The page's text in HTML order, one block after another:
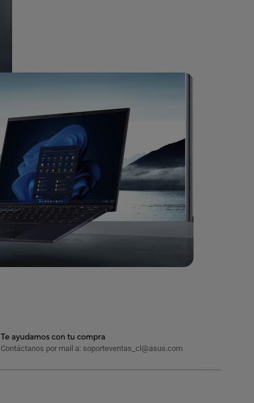
Te ayudamos con tu compra
Contáctanos por mail a: soporteventas_cl@asus.com